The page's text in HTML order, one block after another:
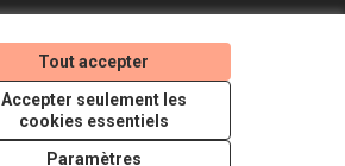
Tout accepter
Accepter seulement les
cookies essentiels
Paramètres
(Lien externe)
(Lien externe)
(Lien externe)
Licence Creative
(Lien externe)